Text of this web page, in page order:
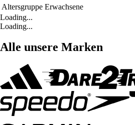
Altersgruppe Erwachsene
Loading...
Loading...
Alle unsere Marken